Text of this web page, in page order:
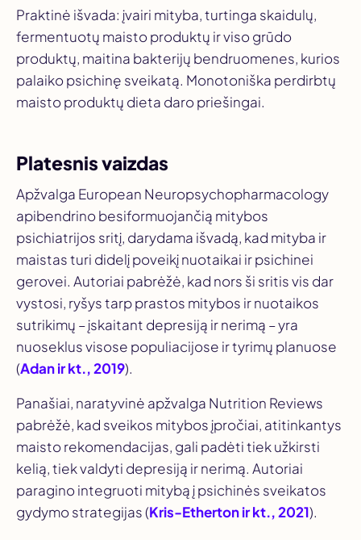
Praktinė išvada: įvairi mityba, turtinga skaidulų,
fermentuotų maisto produktų ir viso grūdo
produktų, maitina bakterijų bendruomenes, kurios
palaiko psichinę sveikatą. Monotoniška perdirbtų
maisto produktų dieta daro priešingai.
Platesnis vaizdas
Apžvalga European Neuropsychopharmacology
apibendrino besiformuojančią mitybos
psichiatrijos sritį, darydama išvadą, kad mityba ir
maistas turi didelį poveikį nuotaikai ir psichinei
gerovei. Autoriai pabrėžė, kad nors ši sritis vis dar
vystosi, ryšys tarp prastos mitybos ir nuotaikos
sutrikimų – įskaitant depresiją ir nerimą – yra
nuoseklus visose populiacijose ir tyrimų planuose
(Adan ir kt., 2019).
Panašiai, naratyvinė apžvalga Nutrition Reviews
pabrėžė, kad sveikos mitybos įpročiai, atitinkantys
maisto rekomendacijas, gali padėti tiek užkirsti
kelią, tiek valdyti depresiją ir nerimą. Autoriai
paragino integruoti mitybą į psichinės sveikatos
gydymo strategijas (Kris-Etherton ir kt., 2021).